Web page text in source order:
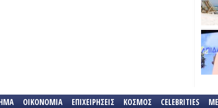
ΟΙΚΟΝΟΜΙΑ ΕΠΙΧΕΙΡΗΣΕΙΣ ΚΟΣΜΟΣ CELEBRITIES